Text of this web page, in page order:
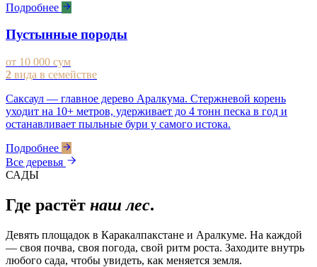
Подробнее
Пустынные породы
от 10 000 сум
2 вида в семействе
Саксаул — главное дерево Аралкума. Стержневой корень
уходит на 10+ метров, удерживает до 4 тонн песка в год и
останавливает пыльные бури у самого истока.
Подробнее
Все деревья
САДЫ
Где растёт наш лес.
Девять площадок в Каракалпакстане и Аралкуме. На каждой
— своя почва, своя погода, свой ритм роста. Заходите внутрь
любого сада, чтобы увидеть, как меняется земля.